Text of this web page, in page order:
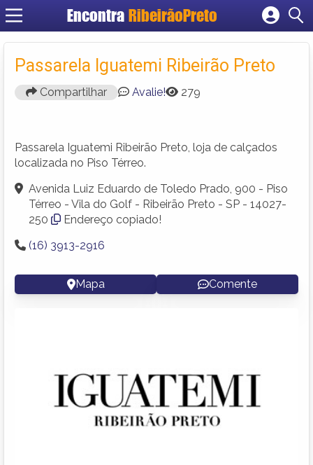
Encontra RibeirãoPreto
Cadastrar empresa
Criar conta
Passarela Iguatemi Ribeirão Preto
Compartilhar Avalie! 279
Passarela Iguatemi Ribeirão Preto, loja de calçados
localizada no Piso Térreo.
Avenida Luiz Eduardo de Toledo Prado, 900 - Piso
Térreo - Vila do Golf - Ribeirão Preto - SP - 14027-
250
Endereço copiado!
(16) 3913-2916
Mapa Comente